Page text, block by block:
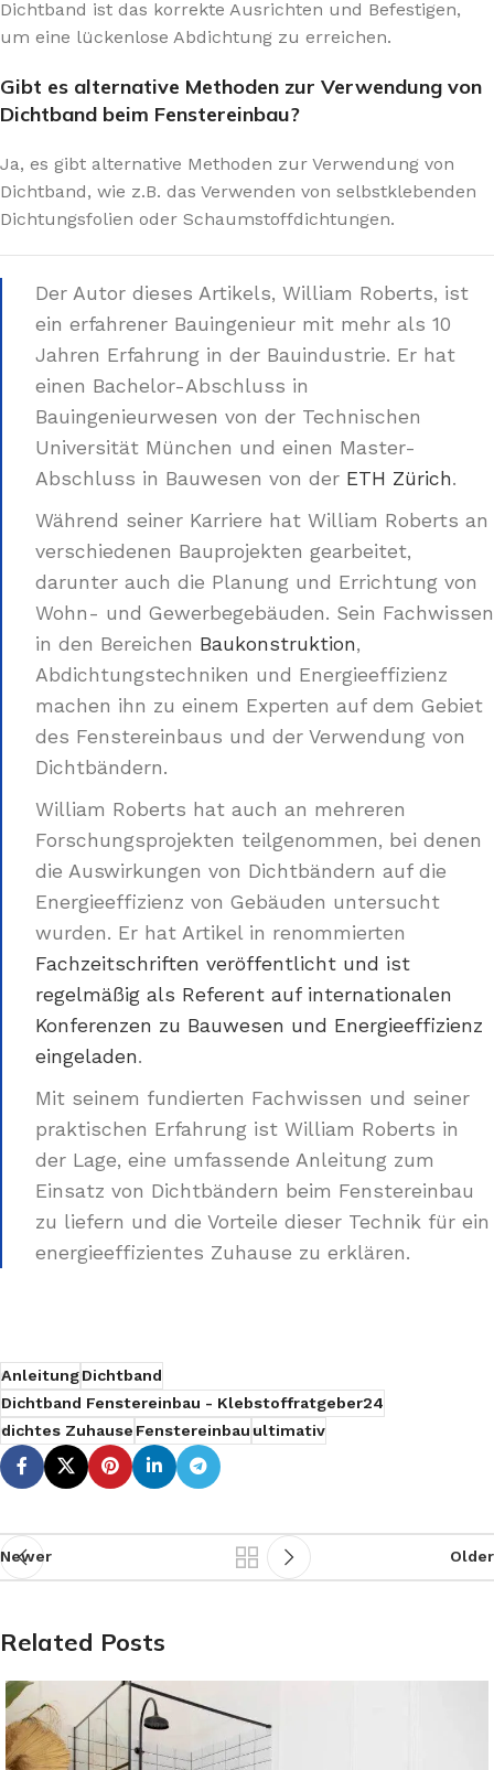
Dichtband ist das korrekte Ausrichten und Befestigen,
um eine lückenlose Abdichtung zu erreichen.
Gibt es alternative Methoden zur Verwendung von
Dichtband beim Fenstereinbau?
Ja, es gibt alternative Methoden zur Verwendung von
Dichtband, wie z.B. das Verwenden von selbstklebenden
Dichtungsfolien oder Schaumstoffdichtungen.
Der Autor dieses Artikels, William Roberts, ist
ein erfahrener Bauingenieur mit mehr als 10
Jahren Erfahrung in der Bauindustrie. Er hat
einen Bachelor-Abschluss in
Bauingenieurwesen von der Technischen
Universität München und einen Master-
Abschluss in Bauwesen von der ETH Zürich.
Während seiner Karriere hat William Roberts an
verschiedenen Bauprojekten gearbeitet,
darunter auch die Planung und Errichtung von
Wohn- und Gewerbegebäuden. Sein Fachwissen
in den Bereichen Baukonstruktion,
Abdichtungstechniken und Energieeffizienz
machen ihn zu einem Experten auf dem Gebiet
des Fenstereinbaus und der Verwendung von
Dichtbändern.
William Roberts hat auch an mehreren
Forschungsprojekten teilgenommen, bei denen
die Auswirkungen von Dichtbändern auf die
Energieeffizienz von Gebäuden untersucht
wurden. Er hat Artikel in renommierten
Fachzeitschriften veröffentlicht und ist
regelmäßig als Referent auf internationalen
Konferenzen zu Bauwesen und Energieeffizienz
eingeladen.
Mit seinem fundierten Fachwissen und seiner
praktischen Erfahrung ist William Roberts in
der Lage, eine umfassende Anleitung zum
Einsatz von Dichtbändern beim Fenstereinbau
zu liefern und die Vorteile dieser Technik für ein
energieeffizientes Zuhause zu erklären.
AnleitungDichtband
Dichtband Fenstereinbau - Klebstoffratgeber24
dichtes ZuhauseFenstereinbauultimativ
Newer Older
Related Posts